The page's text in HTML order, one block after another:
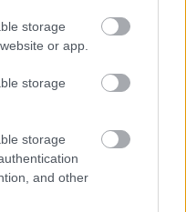
storage
or app.
storage
storage
and other
- Csehország
parádézott a
után egy
legyen. Az ágrajz
együttest sodorta